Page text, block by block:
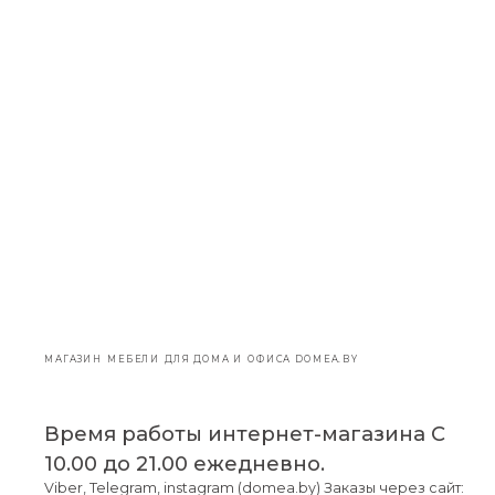
МАГАЗИН МЕБЕЛИ ДЛЯ ДОМА И ОФИСА DOMEA.BY
Время работы интернет-магазина С
10.00 до 21.00 ежедневно.
Viber, Telegram, instagram (domea.by) Заказы через сайт: